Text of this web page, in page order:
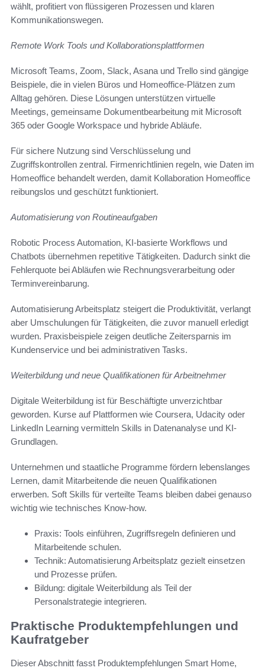
wählt, profitiert von flüssigeren Prozessen und klaren
Kommunikationswegen.
Remote Work Tools und Kollaborationsplattformen
Microsoft Teams, Zoom, Slack, Asana und Trello sind gängige
Beispiele, die in vielen Büros und Homeoffice-Plätzen zum
Alltag gehören. Diese Lösungen unterstützen virtuelle
Meetings, gemeinsame Dokumentbearbeitung mit Microsoft
365 oder Google Workspace und hybride Abläufe.
Für sichere Nutzung sind Verschlüsselung und
Zugriffskontrollen zentral. Firmenrichtlinien regeln, wie Daten im
Homeoffice behandelt werden, damit Kollaboration Homeoffice
reibungslos und geschützt funktioniert.
Automatisierung von Routineaufgaben
Robotic Process Automation, KI-basierte Workflows und
Chatbots übernehmen repetitive Tätigkeiten. Dadurch sinkt die
Fehlerquote bei Abläufen wie Rechnungsverarbeitung oder
Terminvereinbarung.
Automatisierung Arbeitsplatz steigert die Produktivität, verlangt
aber Umschulungen für Tätigkeiten, die zuvor manuell erledigt
wurden. Praxisbeispiele zeigen deutliche Zeitersparnis im
Kundenservice und bei administrativen Tasks.
Weiterbildung und neue Qualifikationen für Arbeitnehmer
Digitale Weiterbildung ist für Beschäftigte unverzichtbar
geworden. Kurse auf Plattformen wie Coursera, Udacity oder
LinkedIn Learning vermitteln Skills in Datenanalyse und KI-
Grundlagen.
Unternehmen und staatliche Programme fördern lebenslanges
Lernen, damit Mitarbeitende die neuen Qualifikationen
erwerben. Soft Skills für verteilte Teams bleiben dabei genauso
wichtig wie technisches Know-how.
Praxis: Tools einführen, Zugriffsregeln definieren und
Mitarbeitende schulen.
Technik: Automatisierung Arbeitsplatz gezielt einsetzen
und Prozesse prüfen.
Bildung: digitale Weiterbildung als Teil der
Personalstrategie integrieren.
Praktische Produktempfehlungen und
Kaufratgeber
Dieser Abschnitt fasst Produktempfehlungen Smart Home,